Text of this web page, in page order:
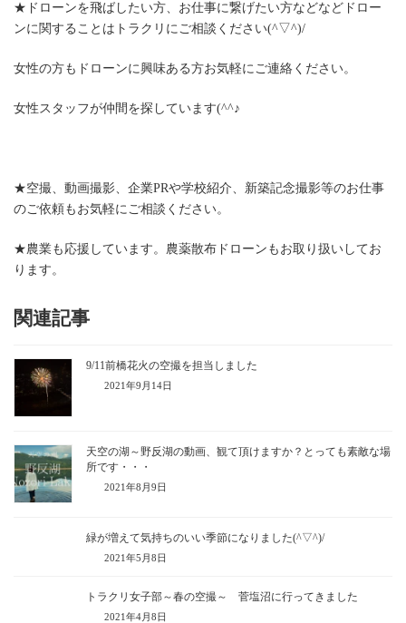
★ドローンを飛ばしたい方、お仕事に繋げたい方などなどドロー
ンに関することはトラクリにご相談ください(^▽^)/
女性の方もドローンに興味ある方お気軽にご連絡ください。
女性スタッフが仲間を探しています(^^♪
★空撮、動画撮影、企業PRや学校紹介、新築記念撮影等のお仕事
のご依頼もお気軽にご相談ください。
★農業も応援しています。農薬散布ドローンもお取り扱いしてお
ります。
関連記事
9/11前橋花火の空撮を担当しました
2021年9月14日
天空の湖～野反湖の動画、観て頂けますか？とっても素敵な場
所です・・・
2021年8月9日
緑が増えて気持ちのいい季節になりました(^▽^)/
2021年5月8日
トラクリ女子部～春の空撮～ 菅塩沼に行ってきました
2021年4月8日